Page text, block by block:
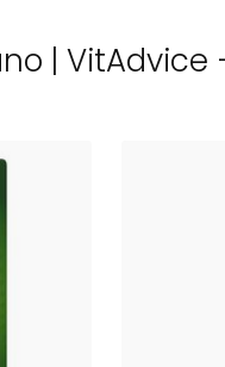
| VitAdvice